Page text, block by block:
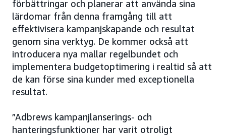
förbättringar och planerar att använda sina
lärdomar från denna framgång till att
effektivisera kampanjskapande och resultat
genom sina verktyg. De kommer också att
introducera nya mallar regelbundet och
implementera budgetoptimering i realtid så att
de kan förse sina kunder med exceptionella
resultat.
”Adbrews kampanjlanserings- och
hanteringsfunktioner har varit otroligt